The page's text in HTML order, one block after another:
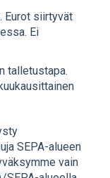
Eurot siirtyvät
Ei
talletustapa.
SEPA-alueen
vain